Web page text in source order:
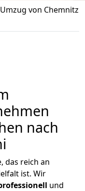
Umzug von Chemnitz
nach
das reich an
ist. Wir
und